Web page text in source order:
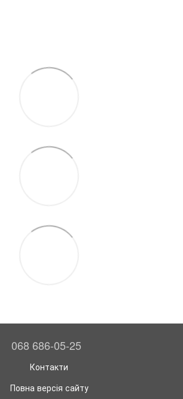
068 686-05-25
Контакти
Повна версія сайту